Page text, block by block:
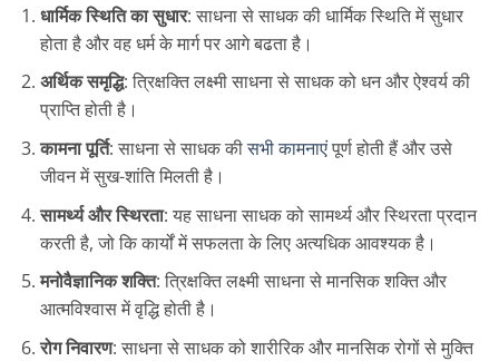
धार्मिक स्थिति का सुधार: साधना से साधक की धार्मिक स्थिति में सुधार
होता है और वह धर्म के मार्ग पर आगे बढता है।
अर्थिक समृद्धि: त्रिक्षक्ति लक्ष्मी साधना से साधक को धन और ऐश्वर्य की
प्राप्ति होती है।
कामना पूर्ति: साधना से साधक कीसभी कामनाएंपूर्ण होती हैं और उसे
जीवन में सुख-शांति मिलती है।
सामर्थ्य और स्थिरता: यह साधना साधक को सामर्थ्य और स्थिरता प्रदान
करती है, जो कि कार्यों में सफलता के लिए अत्यधिक आवश्यक है।
मनोवैज्ञानिक शक्ति: त्रिक्षक्ति लक्ष्मी साधना से मानसिक शक्ति और
आत्मविश्वास में वृद्धि होती है।
रोग निवारण: साधना से साधक को शारीरिक और मानसिक रोगों से मुक्ति